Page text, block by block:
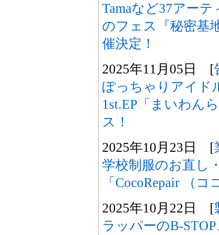
Tamaなど37アー
のフェス『秘密基
催決定！
2025年11月05日 [
ぽっちゃりアイド
1st.EP「まいわん
ス！
2025年10月23日 [
学校制服のお直し
「CocoRepair （
2025年10月22日 [
ラッパーのB-